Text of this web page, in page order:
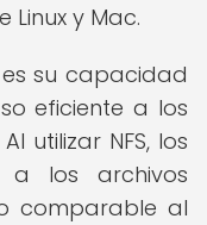
Linux y Mac.
su capacidad
eficiente a los
utilizar NFS, los
a los archivos
comparable al